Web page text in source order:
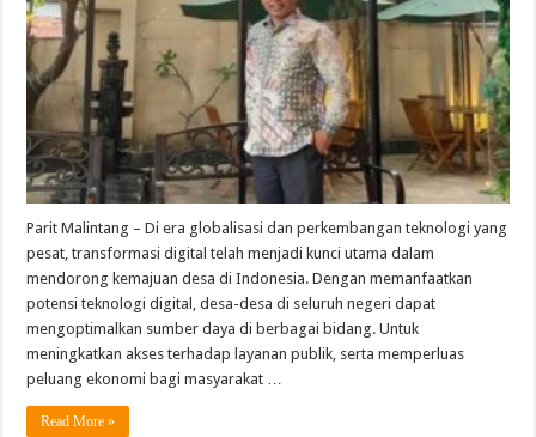
Desa
Dengan
Transformasi
Parit Malintang – Di era globalisasi dan perkembangan teknologi yang
pesat, transformasi digital telah menjadi kunci utama dalam
mendorong kemajuan desa di Indonesia. Dengan memanfaatkan
potensi teknologi digital, desa-desa di seluruh negeri dapat
mengoptimalkan sumber daya di berbagai bidang. Untuk
meningkatkan akses terhadap layanan publik, serta memperluas
peluang ekonomi bagi masyarakat …
Read More »